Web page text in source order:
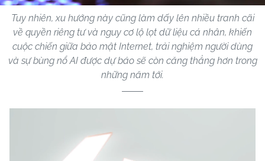
Tuy nhiên, xu hướng này cũng làm dấy lên nhiều tranh cãi
về quyền riêng tư và nguy cơ lộ lọt dữ liệu cá nhân, khiến
cuộc chiến giữa bảo mật Internet, trải nghiệm người dùng
và sự bùng nổ AI được dự báo sẽ còn căng thẳng hơn trong
những năm tới.